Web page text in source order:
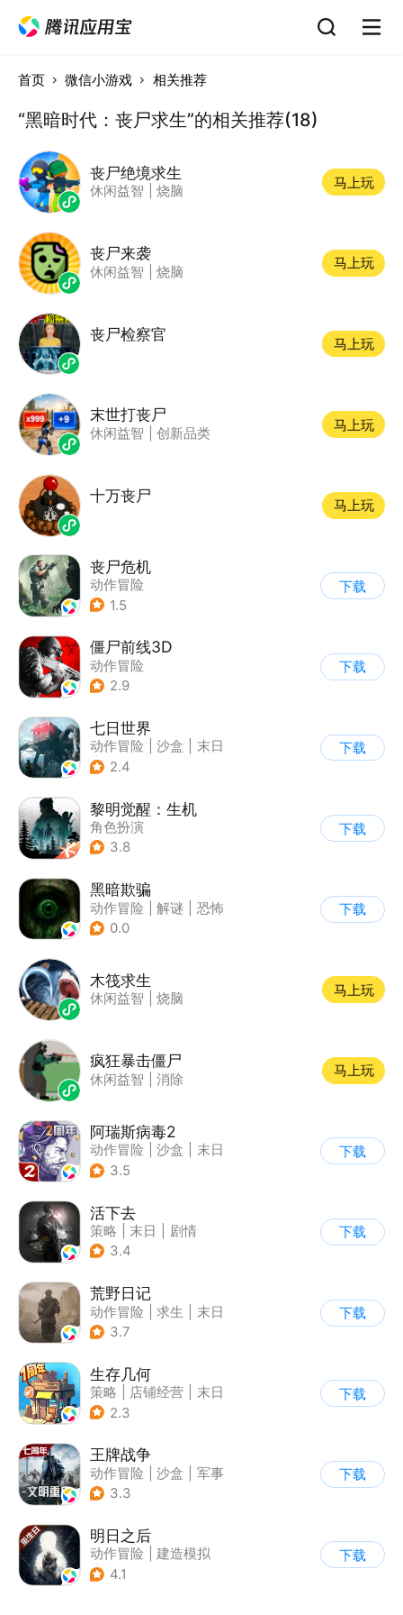
首页 微信小游戏 相关推荐
“黑暗时代：丧尸求生”的相关推荐(18)
丧尸绝境求生
休闲益智 烧脑
马上玩
丧尸来袭
休闲益智 烧脑
马上玩
丧尸检察官
马上玩
末世打丧尸
休闲益智 创新品类
马上玩
十万丧尸
马上玩
丧尸危机
动作冒险
| 第三人称射击
1.5
下载
僵尸前线3D
动作冒险
| 第三人称射击
2.9
下载
七日世界
动作冒险 沙盒
末日
| 开放世界
2.4
下载
黎明觉醒：生机
角色扮演
| 第三人称射击
3.8
下载
黑暗欺骗
动作冒险 解谜
恐怖
| 烧脑
0.0
下载
木筏求生
休闲益智 烧脑
马上玩
疯狂暴击僵尸
休闲益智 消除
马上玩
阿瑞斯病毒2
动作冒险 沙盒
末日
| 剧情
3.5
下载
活下去
策略 末日
剧情
| 暗黑
3.4
下载
荒野日记
动作冒险 求生
末日
| 荒野日记
3.7
下载
生存几何
策略 店铺经营
末日
| 废土
2.3
下载
王牌战争
动作冒险 沙盒
军事
| 开放世界
3.3
下载
明日之后
动作冒险
建造模拟
| 丧尸
4.1
下载